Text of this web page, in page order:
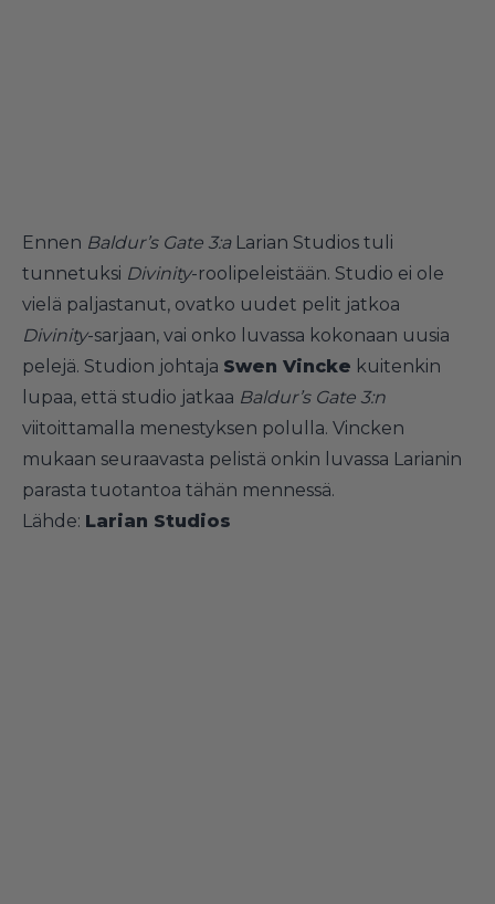
Ennen Baldur’s Gate 3:aLarian Studios tuli
tunnetuksi Divinity-roolipeleistään. Studio ei ole
vielä paljastanut, ovatko uudet pelit jatkoa
Divinity-sarjaan, vai onko luvassa kokonaan uusia
pelejä. Studion johtaja Swen Vincke kuitenkin
lupaa, että studio jatkaa Baldur’s Gate 3:n
viitoittamalla menestyksen polulla. Vincken
mukaan seuraavasta pelistä onkin luvassa Larianin
parasta tuotantoa tähän mennessä.
Lähde: Larian Studios